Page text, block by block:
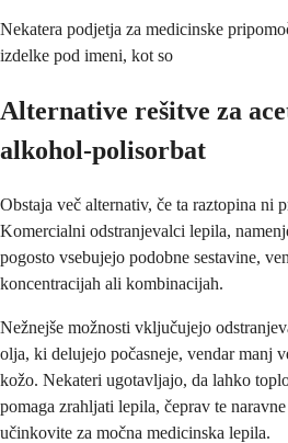
Nekatera podjetja za medicinske
izdelke pod imeni, kot so
Alternative rešitve za
alkohol-polisorbat
Obstaja več alternativ, če ta raztopina ni
Komercialni odstranjevalci lepila,
pogosto vsebujejo podobne sestavine,
koncentracijah ali kombinacijah.
Nežnejše možnosti vključujejo
olja, ki delujejo počasneje, vendar manj
kožo. Nekateri ugotavljajo, da lahko
pomaga zrahljati lepila, čeprav te
učinkovite za močna medicinska lepila.